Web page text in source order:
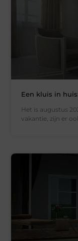
Een kluis in
Het is augustus
vakantie, zijn er